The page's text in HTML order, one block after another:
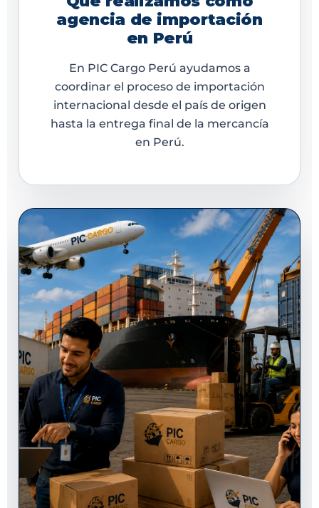
agencia de importación
en Perú
En PIC Cargo Perú ayudamos a
coordinar el proceso de importación
internacional desde el país de origen
hasta la entrega final de la mercancía
en Perú.